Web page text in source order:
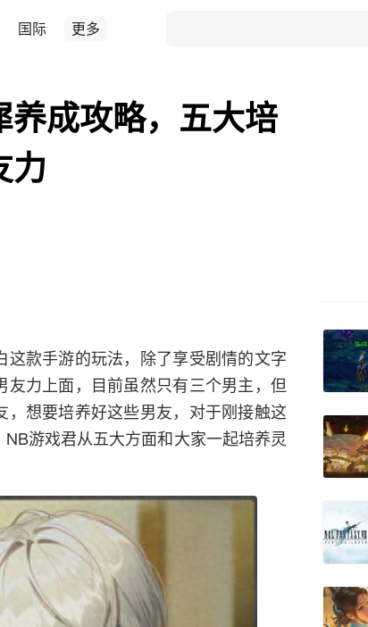
国际 更多
成攻略，五大培
力
这款手游的玩法，除了享受剧情的文字
力上面，目前虽然只有三个男主，但
想要培养好这些男友，对于刚接触这
游戏君从五大方面和大家一起培养灵